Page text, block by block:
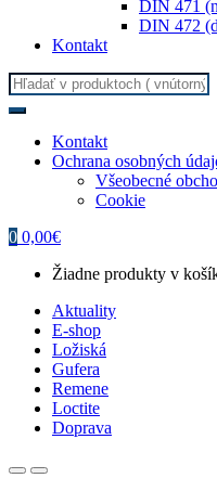
DIN 471
DIN 472
Kontakt
Search
for:
Kontakt
Ochrana osobných
Všeobecné
Cookie
0 0,00€
Žiadne produkty v
Aktuality
E-shop
Ložiská
Gufera
Remene
Loctite
Doprava